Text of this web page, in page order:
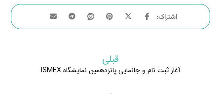
قبلی
آغاز ثبت نام و جانمایی پانزدهمین نمایشگاه ISMEX